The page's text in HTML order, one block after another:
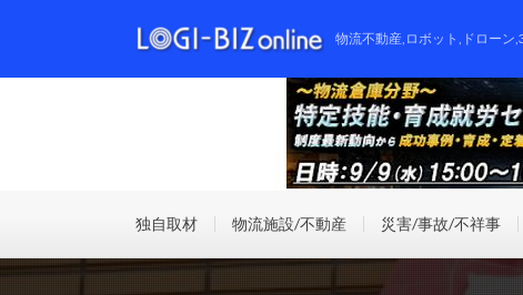
物流不動産,ロボット,ドローン
独自取材 物流施設/不動産 災害/事故/不祥事